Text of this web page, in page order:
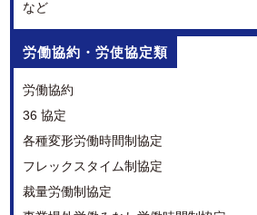
など
労働協約・労使協定類
労働協約
36 協定
各種変形労働時間制協定
フレックスタイム制協定
裁量労働制協定